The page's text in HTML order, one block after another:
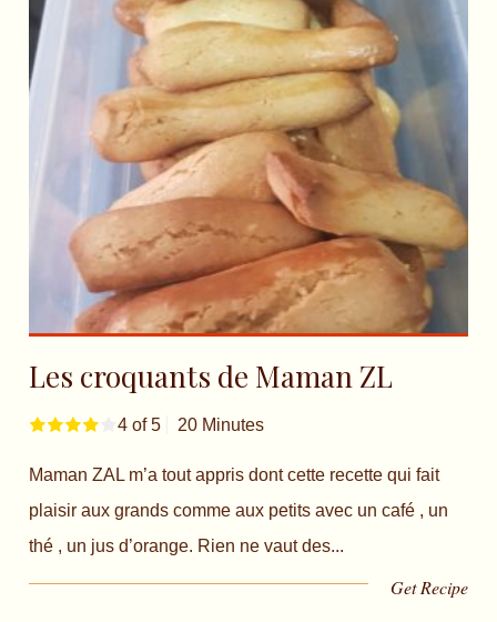
Les croquants de Maman ZL
4 of 5 20 Minutes
Maman ZAL m’a tout appris dont cette recette qui fait
plaisir aux grands comme aux petits avec un café , un
thé , un jus d’orange. Rien ne vaut des...
Get Recipe